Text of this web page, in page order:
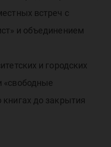
встреч с
и объединением
и городских
«свободные
до закрытия